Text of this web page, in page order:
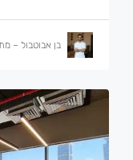
בן אבוטבול –